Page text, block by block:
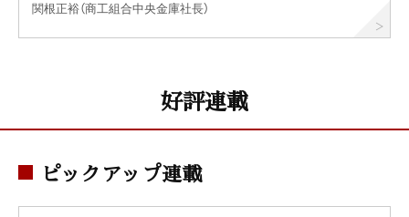
関根正裕（商工組合中央金庫社長）
好評連載
ピックアップ連載